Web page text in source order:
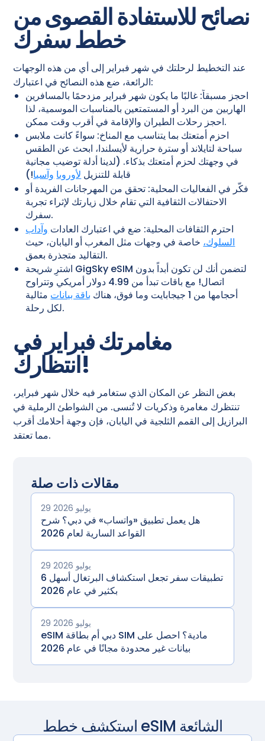
نصائح للاستفادة القصوى من
خطط سفرك
عند التخطيط لرحلتك في شهر فبراير إلى أي من هذه الوجهات
الرائعة، ضع هذه النصائح في اعتبارك:
احجز مسبقاً: غالبًا ما يكون شهر فبراير مزدحمًا بالمسافرين
الهاربين من البرد أو المستمتعين بالمناسبات الموسمية، لذا
احجز رحلات الطيران والإقامة في أقرب وقت ممكن.
احزم أمتعتك بما يتناسب مع المناخ: سواءً كانت ملابس
سباحة لتايلاند أو سترة حرارية لأيسلندا، ابحث عن الطقس
في وجهتك لحزم أمتعتك بذكاء. (لدينا أدلة توضيب مجانية
قابلة للتنزيل لأوروبا وآسيا!)
فكّر في الفعاليات المحلية: تحقق من المهرجانات الفريدة أو
الاحتفالات الثقافية التي تقام خلال زيارتك لإثراء تجربة
سفرك.
احترم الثقافات المحلية: ضع في اعتبارك العادات وآداب
السلوك، خاصة في وجهات مثل المغرب أو اليابان، حيث
التقاليد متجذرة بعمق.
اشترِ شريحة GigSky eSIM لتضمن أنك لن تكون أبداً بدون
اتصال! مع باقات تبدأ من 4.99 دولار أمريكي وتتراوح
أحجامها من 1 جيجابايت وما فوق، هناك
باقة بيانات مثالية
لكل رحلة.
مغامرتك فبراير في
انتظارك!
بغض النظر عن المكان الذي ستغامر فيه خلال شهر فبراير،
تنتظرك مغامرة وذكريات لا تُنسى. من الشواطئ الرملية في
البرازيل إلى القمم الثلجية في اليابان، فإن وجهة أحلامك أقرب
مما تعتقد.
مقالات ذات صلة
29 يوليو 2026
هل يعمل تطبيق «واتساب» في دبي؟ شرح
القواعد السارية لعام 2026
29 يوليو 2026
6 تطبيقات سفر تجعل استكشاف البرتغال أسهل
بكثير في عام 2026
29 يوليو 2026
eSIM دبي أم بطاقة SIM مادية؟ احصل على
بيانات غير محدودة مجانًا في عام 2026
استكشف خطط eSIM الشائعة